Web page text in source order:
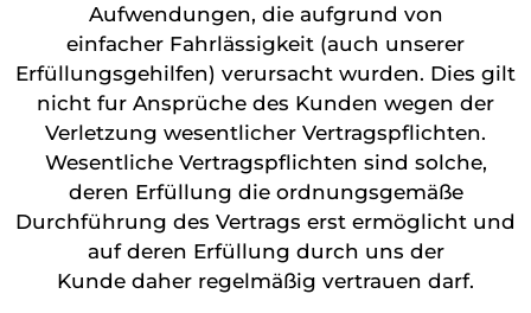
Aufwendungen, die aufgrund von
einfacher Fahrlässigkeit (auch unserer
Erfüllungsgehilfen) verursacht wurden. Dies gilt
nicht fur Ansprüche des Kunden wegen der
Verletzung wesentlicher Vertragspflichten.
Wesentliche Vertragspflichten sind solche,
deren Erfüllung die ordnungsgemäße
Durchführung des Vertrags erst ermöglicht und
auf deren Erfüllung durch uns der
Kunde daher regelmäßig vertrauen darf.